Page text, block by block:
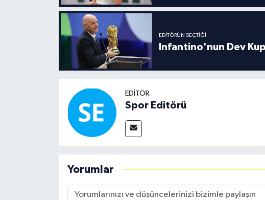
EDITÖRÜN SEÇTIĞI
Infantino'nun Dev
EDITÖR
Spor Editörü
Yorumlar
Diğer Spor Dalları
Futbolcular